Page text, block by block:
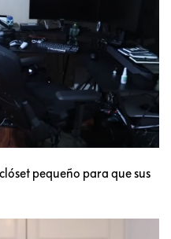
pequeño para que sus